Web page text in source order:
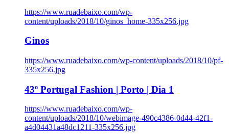
https://www.ruadebaixo.com/wp-
content/uploads/2018/10/ginos_home-335x256.jpg
Ginos
https://www.ruadebaixo.com/wp-content/uploads/2018/10/pf-
335x256.jpg
43º Portugal Fashion | Porto | Dia 1
https://www.ruadebaixo.com/wp-
content/uploads/2018/10/webimage-490c4386-0d44-42f1-
a4d04431a48dc1211-335x256.jpg